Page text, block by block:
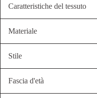
Caratteristiche del tessuto
Materiale
Stile
Fascia d'età